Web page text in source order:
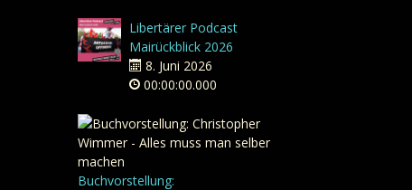
Libertärer Podcast
Mairückblick 2026
8. Juni 2026
00:00:00.000
Buchvorstellung: